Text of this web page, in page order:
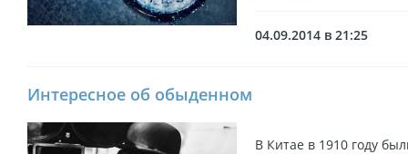
04.09.2014 в 21:25
Интересное об обыденном
В Китае в 1910 году